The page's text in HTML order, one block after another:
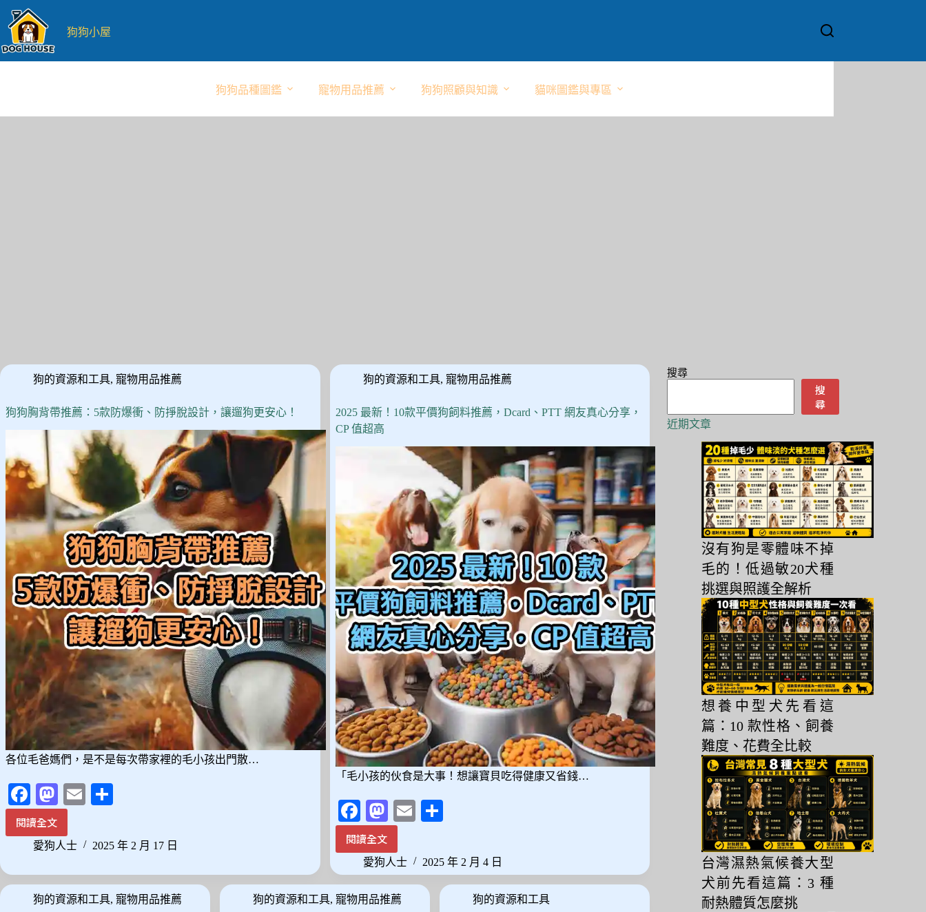
至
狗狗小屋
狗狗品種圖鑑 寵物用品推薦 狗狗照顧與知識 貓咪圖鑑與專區
狗的資源和工具, 寵物用品推薦
狗狗胸背帶推薦：5款防爆衝、防掙脫設計，讓遛狗更安心！
各位毛爸媽們，是不是每次帶家裡的毛小孩出門散…
Fa
ce
bo
M
as
to
n
E
ail
閱讀全文
狗
狗
背
帶
推
愛狗人士 2025 年 2 月 17 日
狗的資源和工具, 寵物用品推薦
2025 最新！10款平價狗飼料推薦，Dcard、PTT 網友真心分享，
CP 值超高
「毛小孩的伙食是大事！想讓寶貝吃得健康又省錢…
Fa
ce
bo
ok
M
as
to
do
n
E
ail
分
閱讀全文
2025
最
新！
10
款
愛狗人士 2025 年 2 月 4 日
狗的資源和工具, 寵物用品推薦 狗的資源和工具,寵物用品推薦 狗的資源和工具
搜尋
搜
尋
近期文章
沒有狗是零體味不掉
毛的！低過敏20犬種
挑選與照護全解析
想養中型犬先看這
篇：10 款性格、飼養
難度、花費全比較
台灣濕熱氣候養大型
犬前先看這篇：3 種
耐熱體質怎麼挑